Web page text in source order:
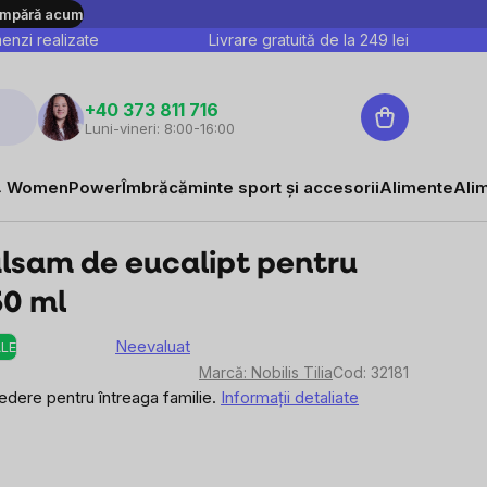
acum
realizate Livrare gratuită de la 249 lei
+40 373 811 716
Luni-vineri: 8:00-16:00
Coş
de
WomenPowerÎmbrăcăminte sport și accesoriiAlimente
de eucalipt pentru
ml
Evaluarea
a
Neevaluat
Marcă: Nobilis TiliaCod: 32181
pentru întreaga familie. Informaţii detaliate